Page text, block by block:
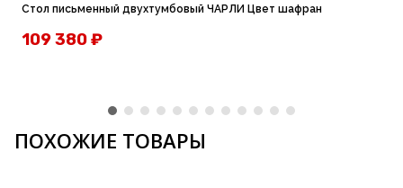
Стол письменный двухтумбовый ЧАРЛИ Цвет шафран
109 380₽
ПОХОЖИЕ ТОВАРЫ